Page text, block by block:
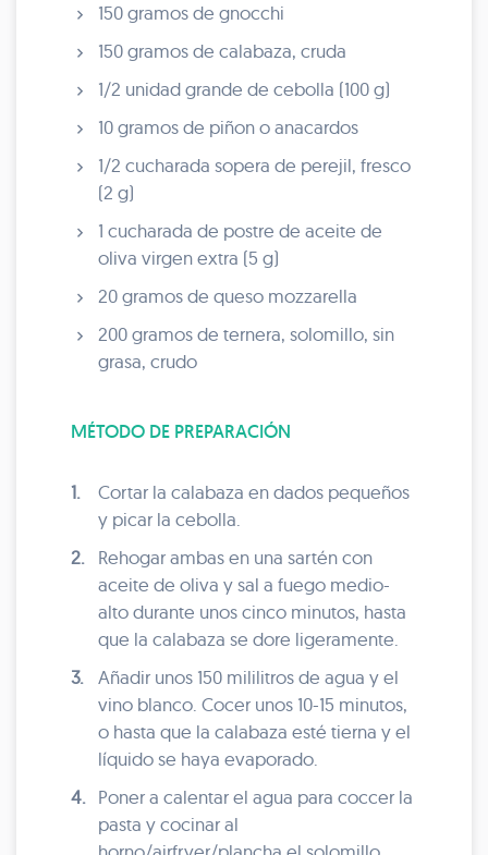
150 gramos de gnocchi
150 gramos de calabaza, cruda
1/2 unidad grande de cebolla (100 g)
10 gramos de piñon o anacardos
1/2 cucharada sopera de perejil, fresco
(2 g)
1 cucharada de postre de aceite de
oliva virgen extra (5 g)
20 gramos de queso mozzarella
200 gramos de ternera, solomillo, sin
grasa, crudo
MÉTODO DE PREPARACIÓN
1.
Cortar la calabaza en dados pequeños
y picar la cebolla.
2.
Rehogar ambas en una sartén con
aceite de oliva y sal a fuego medio-
alto durante unos cinco minutos, hasta
que la calabaza se dore ligeramente.
3.
Añadir unos 150 mililitros de agua y el
vino blanco. Cocer unos 10-15 minutos,
o hasta que la calabaza esté tierna y el
líquido se haya evaporado.
4.
Poner a calentar el agua para coccer la
pasta y cocinar al